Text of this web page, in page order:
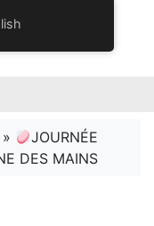
»
JOURNÉE
DES MAINS